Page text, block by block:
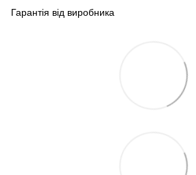
Гарантія від виробника